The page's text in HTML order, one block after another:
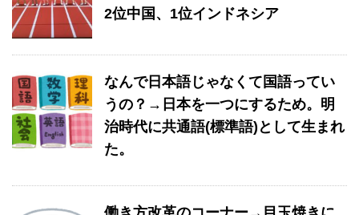
2位中国、1位インドネシア
なんで日本語じゃなくて国語ってい
うの？→日本を一つにするため。明
治時代に共通語(標準語)として生まれ
た。